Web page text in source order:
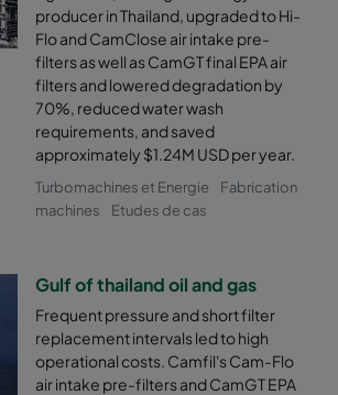
producer in Thailand, upgraded to Hi-
Flo and CamClose air intake pre-
filters as well as CamGT final EPA air
filters and lowered degradation by
70%, reduced water wash
requirements, and saved
approximately $1.24M USD per year.
Turbomachines et Energie
Fabrication
machines
Etudes de cas
Gulf of thailand oil and gas
Frequent pressure and short filter
replacement intervals led to high
operational costs. Camfil's Cam-Flo
air intake pre-filters and CamGT EPA